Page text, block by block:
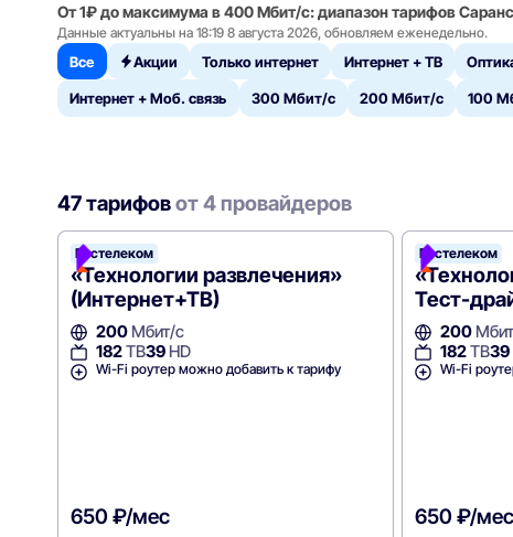
От 1₽ до максимума в 400 Мбит/с: диапазон тарифов
Данные актуальны на 18:19 8 августа 2026, обновляем еженедельно.
Все Акции Только интернет Интернет + ТВ
Интернет + Моб. связь 300 Мбит/с 200 Мбит/с 100
47 тарифовот 4 провайдеров
Ростелеком
«Технологии развлечения»
(Интернет+ТВ)
200Мбит/с
182ТВ39HD
Wi-Fi роутер можно добавить к тарифу
650 ₽/мес
Ростелеком
Тест-
200
182ТВ39
Wi-Fi
650 ₽/мес